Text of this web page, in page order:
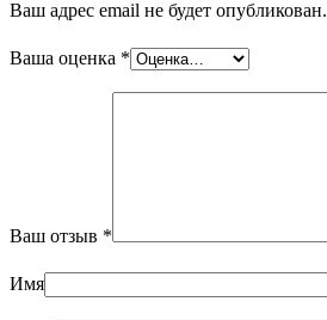
Ваш адрес email не будет опубликован.
Ваша оценка *
Ваш отзыв *
Имя